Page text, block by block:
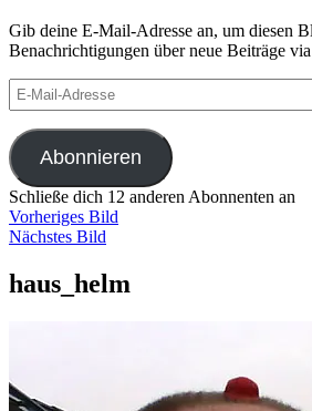
Gib deine E-Mail-Adresse an, um diesen
Benachrichtigungen über neue Beiträge
E-
Mail-
Adresse
Abonnieren
Schließe dich 12 anderen Abonnenten an
Vorheriges Bild
Nächstes Bild
haus_helm